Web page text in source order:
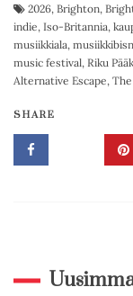
2026, Brighton,
indie, Iso-Britannia,
musiikkiala,
music festival, Riku
Alternative Escape,
SHARE